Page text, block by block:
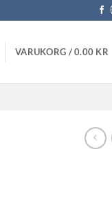
VARUKORG /0.00 KR